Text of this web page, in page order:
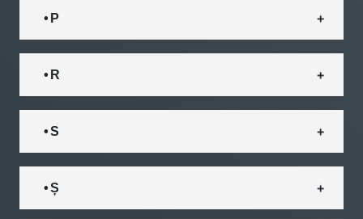
• P
• R
• S
• Ș